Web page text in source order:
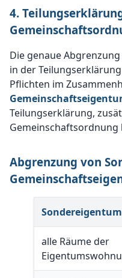
4.
Die genaue Abgrenzung
in der
Pflichten im
Teilungserklärung,
Gemeinschaftsordnung
Abgrenzung von
Sondereigentum
alle Räume der